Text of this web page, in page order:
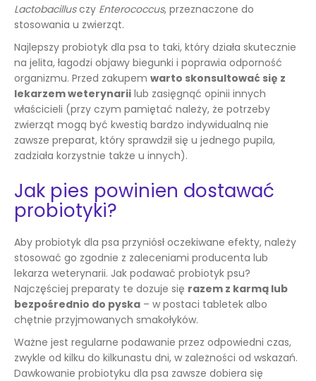
Lactobacillusczy Enterococcus, przeznaczone do
stosowania u zwierząt.
Najlepszy probiotyk dla psa to taki, który działa skutecznie
na jelita, łagodzi objawy biegunki i poprawia odporność
organizmu. Przed zakupem warto skonsultować się z
lekarzem weterynarii lub zasięgnąć opinii innych
właścicieli (przy czym pamiętać należy, że potrzeby
zwierząt mogą być kwestią bardzo indywidualną nie
zawsze preparat, który sprawdził się u jednego pupila,
zadziała korzystnie także u innych).
Jak pies powinien dostawać
probiotyki?
Aby probiotyk dla psa przyniósł oczekiwane efekty, należy
stosować go zgodnie z zaleceniami producenta lub
lekarza weterynarii. Jak podawać probiotyk psu?
Najczęściej preparaty te dozuje się razem z karmą lub
bezpośrednio do pyska – w postaci tabletek albo
chętnie przyjmowanych smakołyków.
Ważne jest regularne podawanie przez odpowiedni czas,
zwykle od kilku do kilkunastu dni, w zależności od wskazań.
Dawkowanie probiotyku dla psa zawsze dobiera się